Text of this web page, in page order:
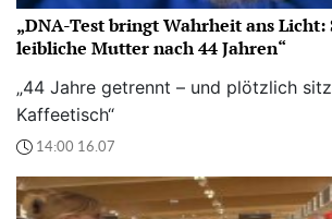
„DNA-Test bringt Wahrheit ans
leibliche Mutter nach 44 Jahren“
„44 Jahre getrennt – und plötzlich
Kaffeetisch“
14:00 16.07